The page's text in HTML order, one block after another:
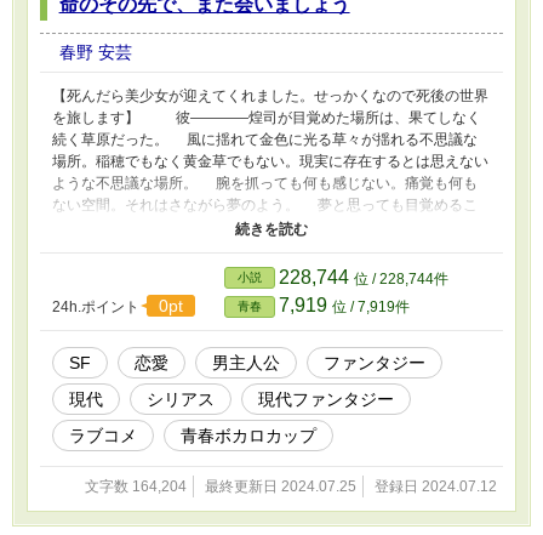
命のその先で、また会いましょう
春野 安芸
【死んだら美少女が迎えてくれました。せっかくなので死後の世界
を旅します】 彼――――煌司が目覚めた場所は、果てしなく
続く草原だった。 風に揺れて金色に光る草々が揺れる不思議な
場所。稲穂でもなく黄金草でもない。現実に存在するとは思えない
ような不思議な場所。 腕を抓っても何も感じない。痛覚も何も
ない空間。それはさながら夢のよう。 夢と思っても目覚めるこ
とはできない。まさに永久の牢獄。 彼はそんな世界に降り立っ
ていた。 そんな時、彼の前に一人の少女が現れる。 不思議な
空間としてはやけに俗世的なピンクと青のメッシュの髪を持つ少
女、祈愛 訳知り顔な彼女は俺を迎え入れるように告げる。 「君
はついさっき、頭をぶつけて死んじゃったんだもん」 突如とし
て突きつけられる"死"という言葉。煌司は信じられない世界に戸惑
いつつも魂が集まる不思議な世界を旅していく。 死者と出会
い、成長し、これまで知らなかった真実に直面した時、彼はたどり
着いた先で選択を迫られる。 このまま輪廻の輪に入って成仏す
るか、それとも――――
24h.ポイント 0pt
小説 228,744 位 / 228,744件
青春 7,919 位 / 7,919件
SF 恋愛 男主人公
ファンタジー
現代
シリアス
現代ファンタジー
ラブコメ
青春ボカロカップ
文字数 164,204 最終更新日 2024.07.25 登録日 2024.07.12